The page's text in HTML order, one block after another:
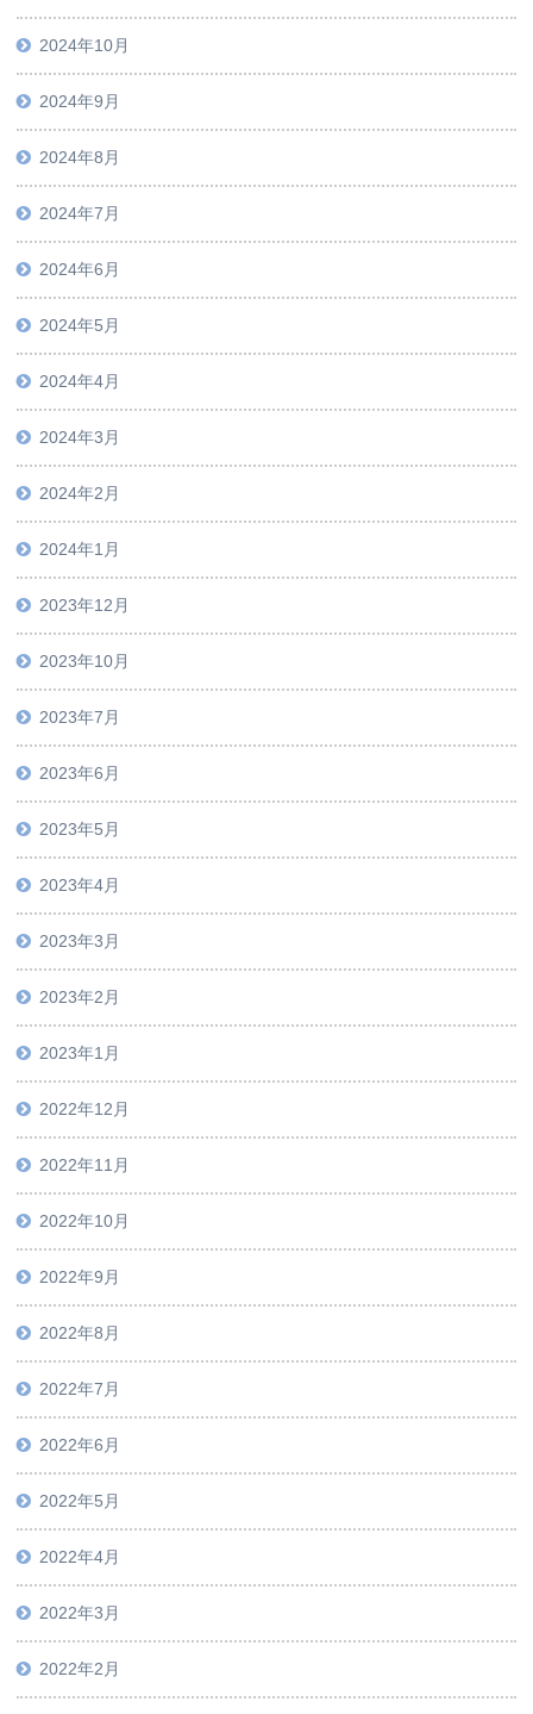
2024年10月
2024年9月
2024年8月
2024年7月
2024年6月
2024年5月
2024年4月
2024年3月
2024年2月
2024年1月
2023年12月
2023年10月
2023年7月
2023年6月
2023年5月
2023年4月
2023年3月
2023年2月
2023年1月
2022年12月
2022年11月
2022年10月
2022年9月
2022年8月
2022年7月
2022年6月
2022年5月
2022年4月
2022年3月
2022年2月